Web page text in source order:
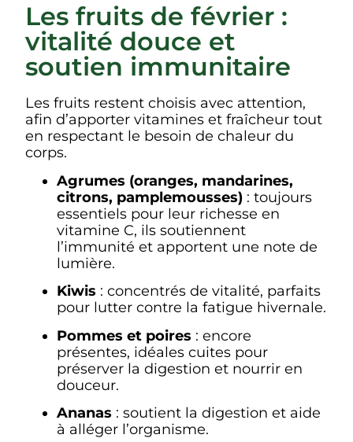
Les fruits de février :
vitalité douce et
soutien immunitaire
Les fruits restent choisis avec attention,
afin d’apporter vitamines et fraîcheur tout
en respectant le besoin de chaleur du
corps.
Agrumes (oranges, mandarines,
citrons, pamplemousses) : toujours
essentiels pour leur richesse en
vitamine C, ils soutiennent
l’immunité et apportent une note de
lumière.
Kiwis : concentrés de vitalité, parfaits
pour lutter contre la fatigue hivernale.
Pommes et poires : encore
présentes, idéales cuites pour
préserver la digestion et nourrir en
douceur.
Ananas : soutient la digestion et aide
à alléger l’organisme.